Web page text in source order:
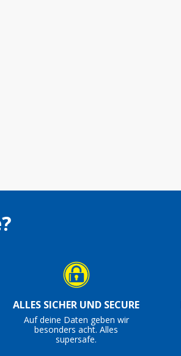
ALLES SICHER UND SECURE
Auf deine Daten geben wir
besonders acht. Alles
supersafe.